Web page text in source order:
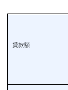
貸款額